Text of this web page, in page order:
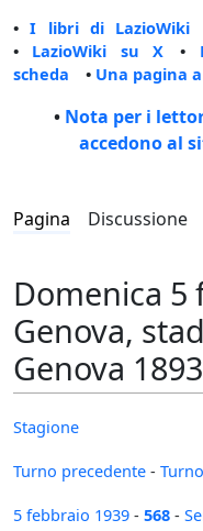
•I libri di LazioWiki
• LazioWiki su X •
scheda • Una pagina
• Nota per i
accedono al
Pagina Discussione
Domenica 5
Genova,
Genova
Stagione
Turno precedente -
5 febbraio 1939 - 568 -